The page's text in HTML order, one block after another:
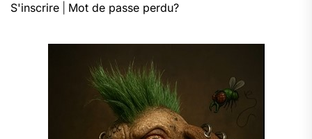
S'inscrire Mot de passe perdu?